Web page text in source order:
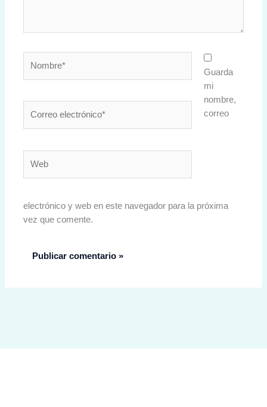
electrónico*
Guarda
mi
nombre,
correo
electrónico y web en este navegador para la próxima
vez que comente.